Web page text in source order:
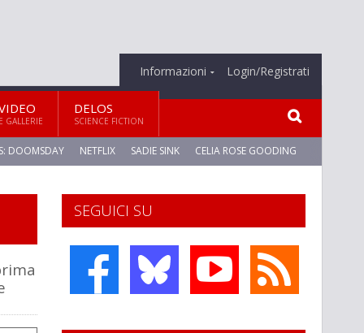
Informazioni Login/Registrati
E GALLERIE
DELOS
SCIENCE FICTION
DOOMSDAY NETFLIX SADIE SINK CELIA ROSE GOODING
SEGUICI SU